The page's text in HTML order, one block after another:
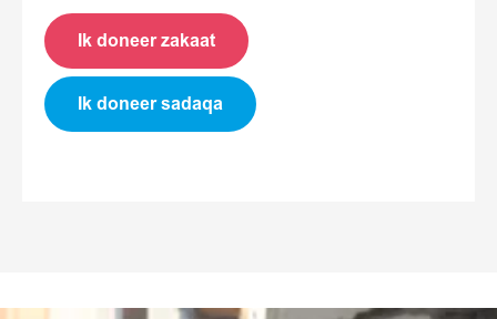
Ik doneer zakaat
Ik doneer sadaqa